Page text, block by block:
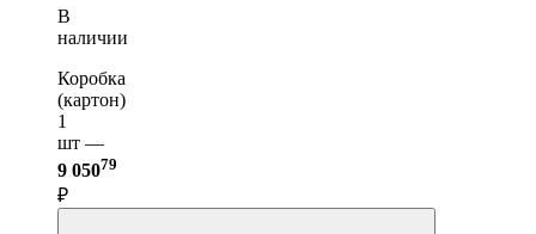
В
наличии
Коробка
(картон)
1
шт —
9 05079
₽